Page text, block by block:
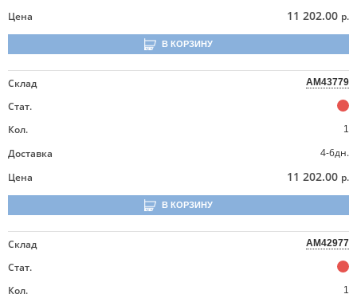
Цена
11 202.00 р.
В КОРЗИНУ
Склад AM43779
Стат.
Кол.
1
Доставка
4-6дн.
Цена
11 202.00 р.
В КОРЗИНУ
Склад AM42977
Стат.
Кол.
1